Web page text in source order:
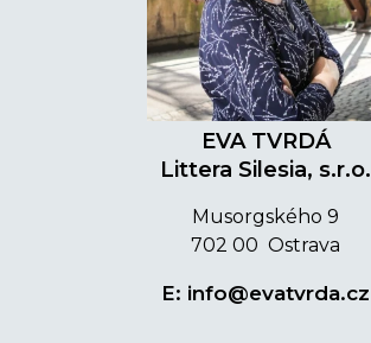
EVA TVRDÁ
Littera Silesia, s.r.o.
Musorgského 9
702 00 Ostrava
E: info@evatvrda.cz